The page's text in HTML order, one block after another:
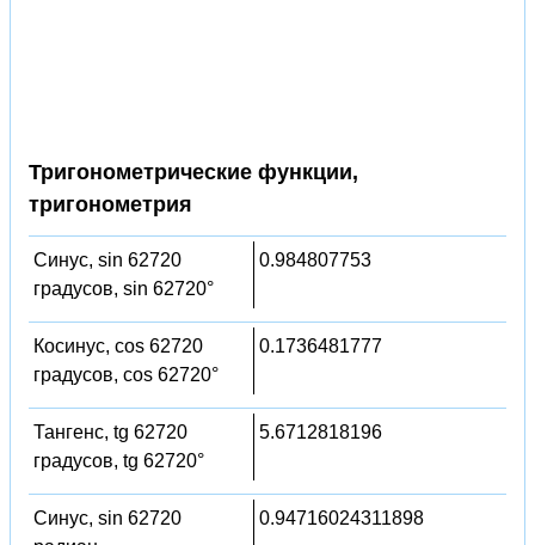
Тригонометрические функции,
тригонометрия
Синус, sin 62720
градусов, sin 62720°
0.984807753
Косинус, cos 62720
градусов, cos 62720°
0.1736481777
Тангенс, tg 62720
градусов, tg 62720°
5.6712818196
Синус, sin 62720
0.94716024311898